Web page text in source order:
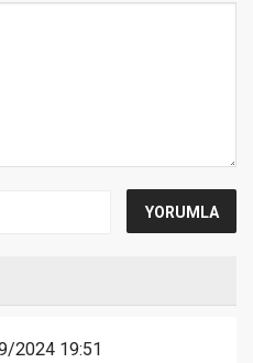
2024 19:51